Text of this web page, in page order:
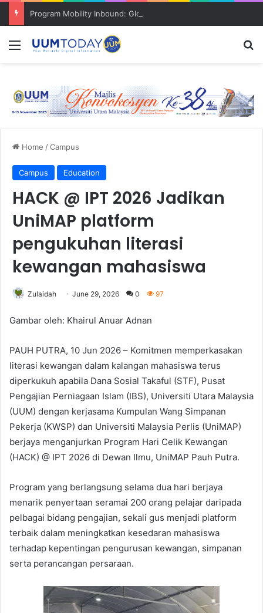
Menu
Home /Campus
Campus Education
HACK @ IPT 2026 Jadikan
UniMAP platform
pengukuhan literasi
kewangan mahasiswa
Zulaidah June 29, 2026 0 97
Gambar oleh: Khairul Anuar Adnan
PAUH PUTRA, 10 Jun 2026 – Komitmen memperkasakan
literasi kewangan dalam kalangan mahasiswa terus
diperkukuh apabila Dana Sosial Takaful (STF), Pusat
Pengajian Perniagaan Islam (IBS), Universiti Utara Malaysia
(UUM) dengan kerjasama Kumpulan Wang Simpanan
Pekerja (KWSP) dan Universiti Malaysia Perlis (UniMAP)
berjaya menganjurkan Program Hari Celik Kewangan
(HACK) @ IPT 2026 di Dewan Ilmu, UniMAP Pauh Putra.
Program yang berlangsung selama dua hari berjaya
menarik penyertaan seramai 200 orang pelajar daripada
pelbagai bidang pengajian, sekali gus menjadi platform
terbaik dalam meningkatkan kesedaran mahasiswa
terhadap kepentingan pengurusan kewangan, simpanan
serta perancangan persaraan.